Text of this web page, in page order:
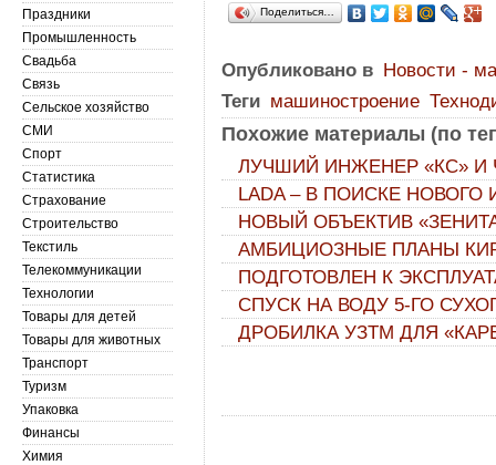
Поделиться…
Опубликовано в Новости -
Теги машиностроение
Похожие материалы (по
ЛУЧШИЙ ИНЖЕНЕР «КС» И
LADA – В ПОИСКЕ НОВОГО
НОВЫЙ ОБЪЕКТИВ
АМБИЦИОЗНЫЕ ПЛАНЫ
ПОДГОТОВЛЕН К
СПУСК НА ВОДУ 5-ГО
ДРОБИЛКА УЗТМ ДЛЯ
Праздники
Промышленность
Свадьба
Связь
Сельское хозяйство
СМИ
Спорт
Статистика
Страхование
Строительство
Текстиль
Телекоммуникации
Технологии
Товары для детей
Товары для животных
Транспорт
Туризм
Упаковка
Финансы
Химия